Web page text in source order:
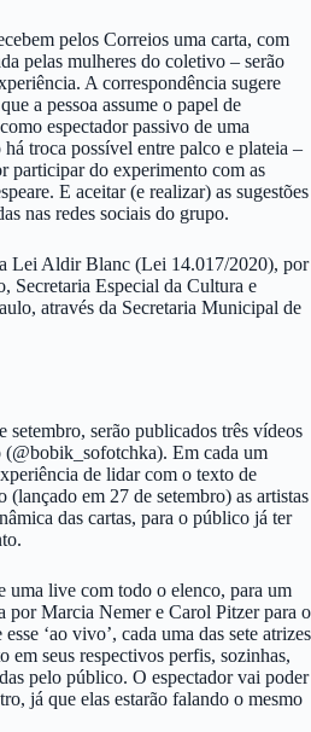
pelos Correios uma carta, com
pelas mulheres do coletivo – serão
A correspondência sugere
a pessoa assume o papel de
espectador passivo de uma
troca possível entre palco e plateia –
participar do experimento com as
E aceitar (e realizar) as sugestões
nas redes sociais do grupo.
Lei Aldir Blanc (Lei 14.017/2020), por
Secretaria Especial da Cultura e
através da Secretaria Municipal de
setembro, serão publicados três vídeos
Em cada um
de lidar com o texto de
(lançado em 27 de setembro) as artistas
das cartas, para o público já ter
uma live com todo o elenco, para um
por Marcia Nemer e Carol Pitzer para o
‘ao vivo’, cada uma das sete atrizes
em seus respectivos perfis, sozinhas,
pelo público. O espectador vai poder
já que elas estarão falando o mesmo